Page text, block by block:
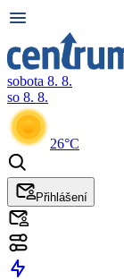
sobota 8. 8.
so 8. 8.
26°C
Přihlášení